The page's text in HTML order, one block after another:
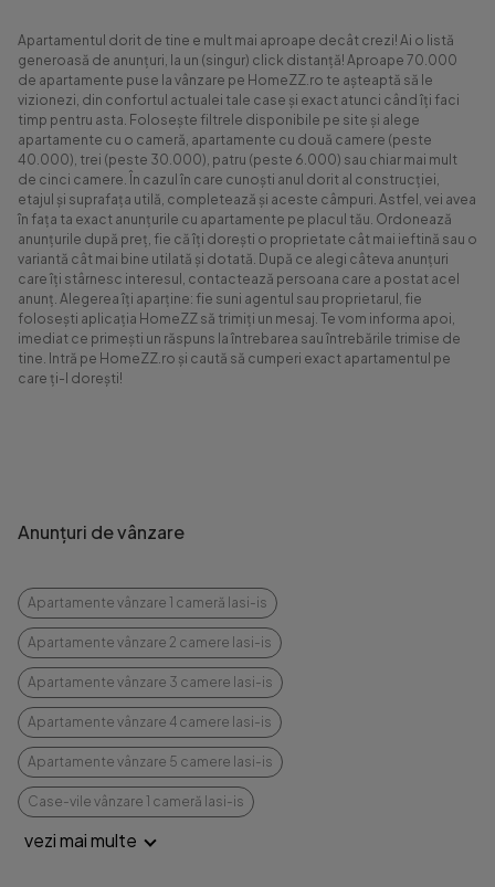
Apartamentul dorit de tine e mult mai aproape decât crezi! Ai o listă
generoasă de anunțuri, la un (singur) click distanță! Aproape 70.000
de apartamente puse la vânzare pe HomeZZ.ro te așteaptă să le
vizionezi, din confortul actualei tale case și exact atunci când îți faci
timp pentru asta. Folosește filtrele disponibile pe site și alege
apartamente cu o cameră, apartamente cu două camere (peste
40.000), trei (peste 30.000), patru (peste 6.000) sau chiar mai mult
de cinci camere. În cazul în care cunoști anul dorit al construcției,
etajul și suprafața utilă, completează și aceste câmpuri. Astfel, vei avea
în fața ta exact anunțurile cu apartamente pe placul tău. Ordonează
anunțurile după preț, fie că îți dorești o proprietate cât mai ieftină sau o
variantă cât mai bine utilată și dotată. După ce alegi câteva anunțuri
care îți stârnesc interesul, contactează persoana care a postat acel
anunț. Alegerea îți aparține: fie suni agentul sau proprietarul, fie
folosești aplicația HomeZZ să trimiți un mesaj. Te vom informa apoi,
imediat ce primești un răspuns la întrebarea sau întrebările trimise de
tine. Intră pe HomeZZ.ro și caută să cumperi exact apartamentul pe
care ți-l dorești!
Anunțuri de vânzare
Apartamente vânzare 1 cameră Iasi-is
Apartamente vânzare 2 camere Iasi-is
Apartamente vânzare 3 camere Iasi-is
Apartamente vânzare 4 camere Iasi-is
Apartamente vânzare 5 camere Iasi-is
Case-vile vânzare 1 cameră Iasi-is
vezi mai multe